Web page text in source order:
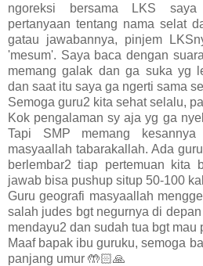
ngoreksi bersama LKS
pertanyaan tentang nama selat
gatau jawabannya, pinjem
'mesum'. Saya baca dengan
memang galak dan ga suka yg
dan saat itu saya ga ngerti sama
Semoga guru2 kita sehat selalu,
Kok pengalaman sy aja yg ga
Tapi SMP memang
masyaallah tabarakallah. Ada
berlembar2 tiap pertemuan kita
jawab bisa pushup situp 50-100
Guru geografi masyaallah
salah judes bgt negurnya di
mendayu2 dan sudah tua bgt mau
Maaf bapak ibu guruku, semoga
panjang umur 🤲🏻🙏